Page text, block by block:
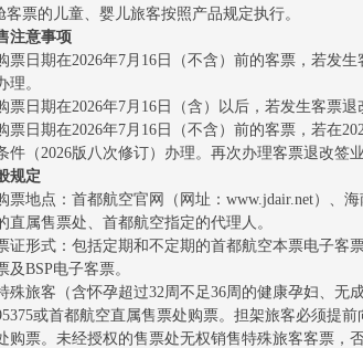
客票的儿童、婴儿旅客按照产品规定执行。
注意事项
票日期在2026年7月16日（不含）前的客票，若发
理。
票日期在2026年7月16日（含）以后，若发生客票退
票日期在2026年7月16日（不含）前的客票，若在
件（2026版八次修订）办理。再次办理客票退改签
规定
票地点：首都航空官网（网址：www.jdair.net）、
直属售票处、首都航空指定的代理人。
证形式：包括定期和不定期的首都航空本票电子客
及BSP电子客票。
殊旅客（含怀孕超过32周不足36周的健康孕妇、
或首都航空直属售票处购票。担架旅客必须提
购票。未经授权的售票处无权销售特殊旅客客票，